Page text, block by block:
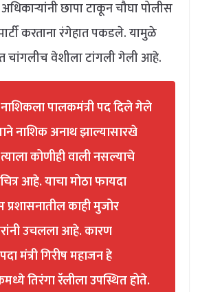
छापा टाकून चौघा पोलीस
करताना रंगेहात पकडले. यामुळे
चांगलीच वेशीला टांगली गेली आहे.
पालकमंत्री पद दिले गेले
नाशिक अनाथ झाल्यासारखे
कोणीही वाली नसल्याचे
चित्र आहे. याचा मोठा फायदा
प्रशासनातील काही मुजोर
उचलला आहे. कारण
मंत्री गिरीष महाजन हे
तिरंगा रॅलीला उपस्थित होते.